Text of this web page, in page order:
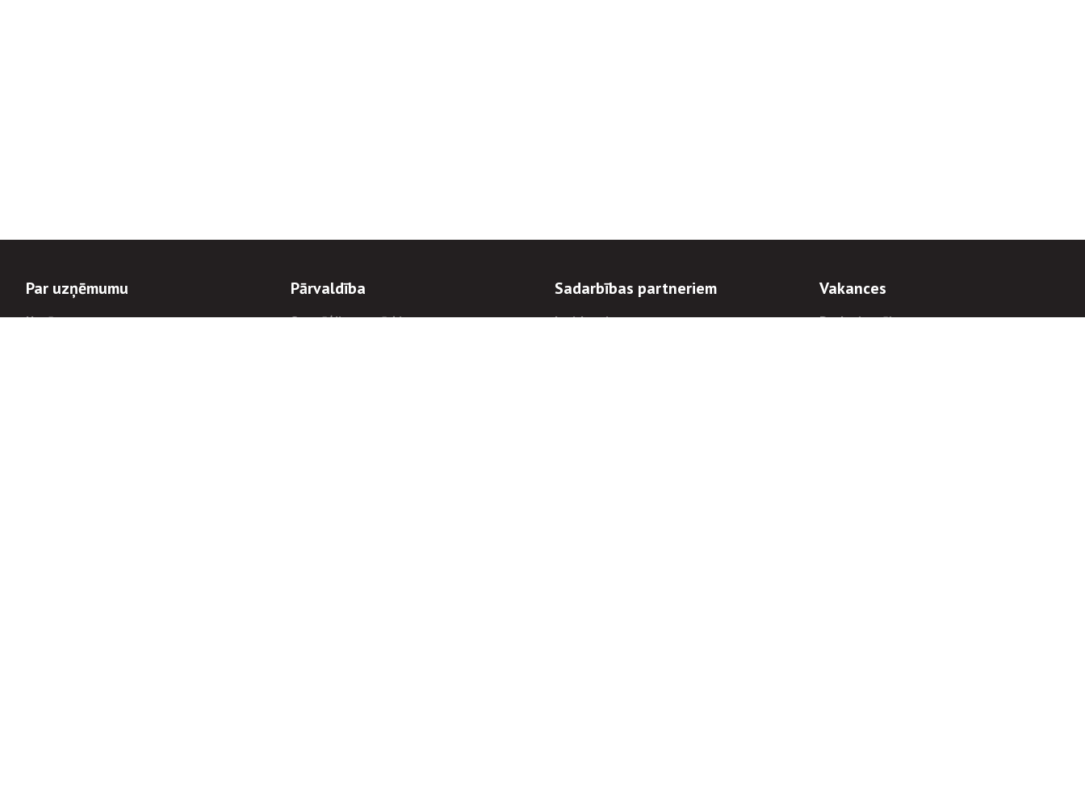
Par uzņēmumu
Uzņēmums
Pārvaldība
Stratēģija un mērķi
Sadarbības partneriem
Iepirkumi
Vakances
Darba iespējas